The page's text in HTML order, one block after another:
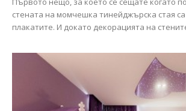
стената на момчешка тинейджърска стая
плакатите. И докато декорацията на